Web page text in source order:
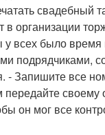
свадебный
в организации
у всех было время
подрядчиками,
- Запишите все
своему
он мог все